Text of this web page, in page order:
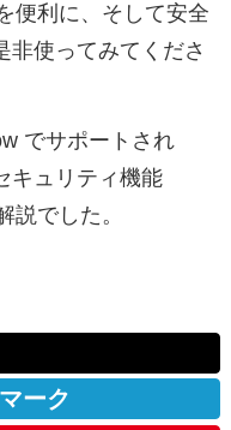
便利に、そして安全
非使ってみてくださ
でサポートされ
キュリティ機能
説でした。
ーク